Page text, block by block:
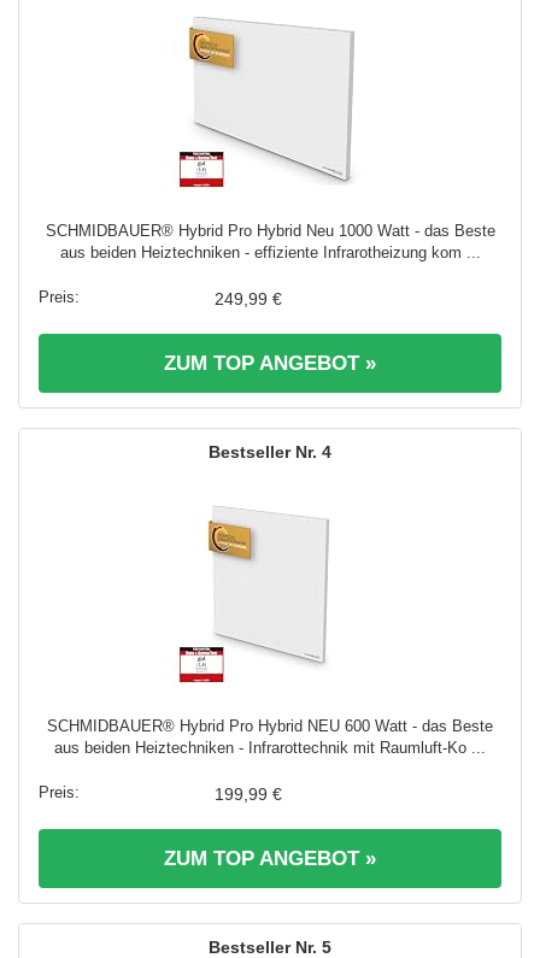
SCHMIDBAUER® Hybrid Pro Hybrid Neu 1000 Watt - das Beste
aus beiden Heiztechniken - effiziente Infrarotheizung kom ...
249,99 €
ZUM TOP ANGEBOT »
4
SCHMIDBAUER® Hybrid Pro Hybrid NEU 600 Watt - das Beste
aus beiden Heiztechniken - Infrarottechnik mit Raumluft-Ko ...
199,99 €
ZUM TOP ANGEBOT »
5